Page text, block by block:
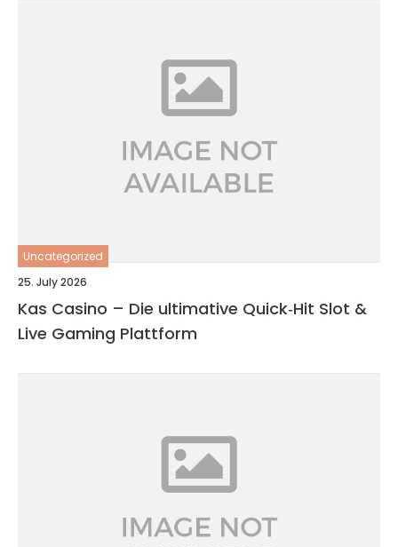
Uncategorized
25. July 2026
Kas Casino – Die ultimative Quick‑Hit Slot &
Live Gaming Plattform